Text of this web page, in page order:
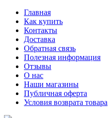
Главная
Как купить
Контакты
Доставка
Обратная связь
Полезная информация
Отзывы
О нас
Наши магазины
Публичная оферта
Условия возврата товара